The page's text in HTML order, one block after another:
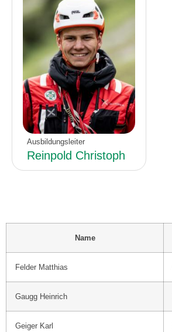
Ausbildungsleiter
Reinpold Christoph
Name
Felder Matthias
Gaugg Heinrich
Geiger Karl